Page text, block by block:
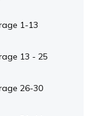
1-13
13 - 25
26-30